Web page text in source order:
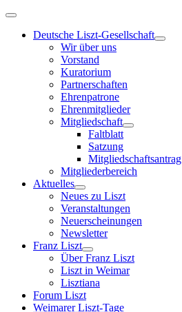
Deutsche Liszt-Gesellschaft
Wir über uns
Vorstand
Kuratorium
Partnerschaften
Ehrenpatrone
Ehrenmitglieder
Mitgliedschaft
Faltblatt
Satzung
Mitgliedschaftsantrag
Mitgliederbereich
Aktuelles
Neues zu Liszt
Veranstaltungen
Neuerscheinungen
Newsletter
Franz Liszt
Über Franz Liszt
Liszt in Weimar
Lisztiana
Forum Liszt
Weimarer Liszt-Tage